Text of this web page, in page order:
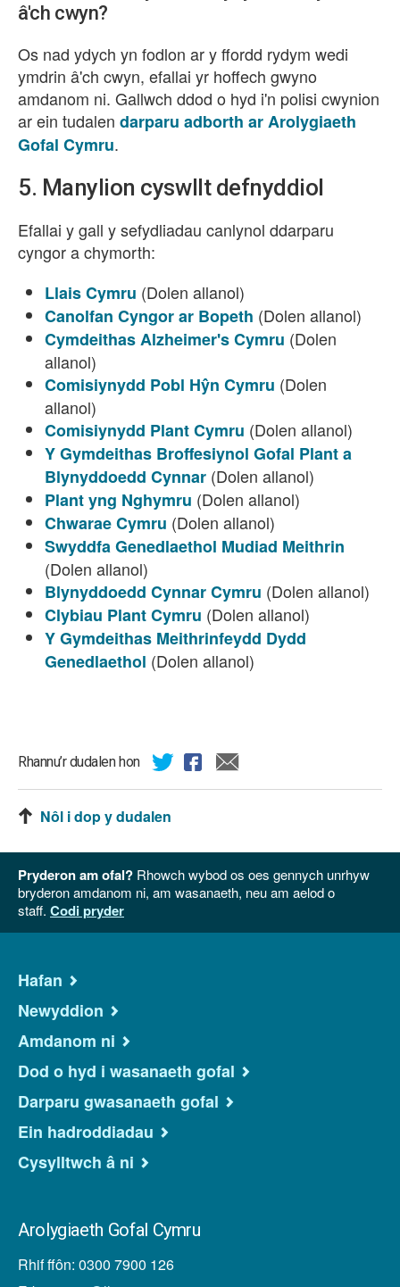
'ch cwyn?
Os nad ydych yn fodlon ar y ffordd rydym wedi
ymdrin â'ch cwyn, efallai yr hoffech gwyno
amdanom ni. Gallwch ddod o hyd i'n polisi cwynion
ar ein tudalen darparu adborth ar Arolygiaeth
Gofal Cymru.
5. Manylion cyswllt defnyddiol
Efallai y gall y sefydliadau canlynol ddarparu
cyngor a chymorth:
Llais Cymru (Dolen allanol)
Canolfan Cyngor ar Bopeth (Dolen allanol)
Cymdeithas Alzheimer's Cymru (Dolen
allanol)
Comisiynydd Pobl Hŷn Cymru (Dolen
allanol)
Comisiynydd Plant Cymru (Dolen allanol)
Y Gymdeithas Broffesiynol Gofal Plant a
Blynyddoedd Cynnar (Dolen allanol)
Plant yng Nghymru (Dolen allanol)
Chwarae Cymru (Dolen allanol)
Swyddfa Genedlaethol Mudiad Meithrin
(Dolen allanol)
Blynyddoedd Cynnar Cymru (Dolen allanol)
Clybiau Plant Cymru (Dolen allanol)
Y Gymdeithas Meithrinfeydd Dydd
Genedlaethol (Dolen allanol)
Rhannu’r dudalen hon
Nôl i dop y dudalen
Pryderon am ofal? Rhowch wybod os oes gennych unrhyw
bryderon amdanom ni, am wasanaeth, neu am aelod o
staff. Codi pryder
Hafan
Newyddion
Amdanom ni
Dod o hyd i wasanaeth gofal
Darparu gwasanaeth gofal
Ein hadroddiadau
Cysylltwch â ni
Arolygiaeth Gofal Cymru
Rhif ffôn: 0300 7900 126